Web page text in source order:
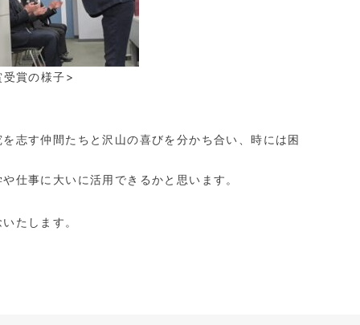
様子>
志す仲間たちと沢山の喜びを分かち合い、時には困
事に大いに活用できるかと思います。
たします。